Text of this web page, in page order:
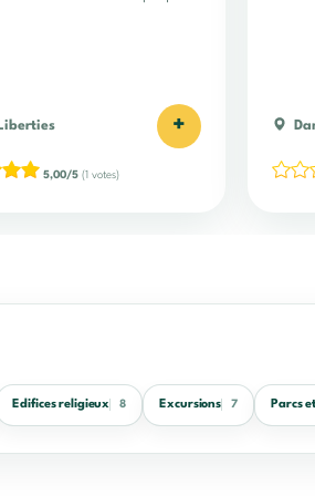
+
5,00/5 (1 votes)
Edifices religieux 8 Excursions 7 Parcs